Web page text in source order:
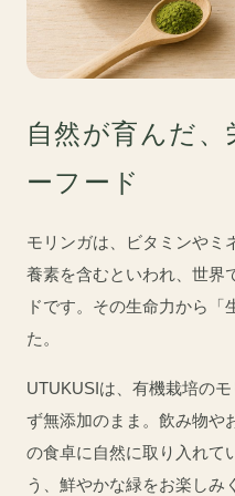
自然が育んだ
ーフード
モリンガは、ビタミンやミ
養素を含むといわれ、世界
ドです。その生命力から「
た。
UTUKUSIは、有機栽培の
ず無添加のまま。飲み物や
の食卓に自然に取り入れて
う、鮮やかな緑をお楽しみ